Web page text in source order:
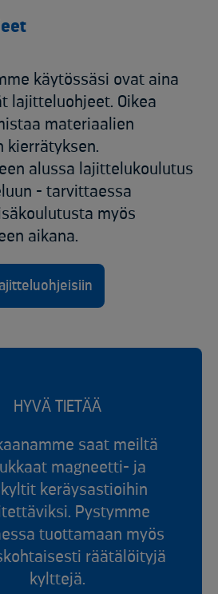
käytössäsi ovat aina
lajitteluohjeet. Oikea
materiaalien
kierrätyksen.
alussa lajittelukoulutus
- tarvittaessa
myös
aikana.
HYVÄ TIETÄÄ
saat meiltä
magneetti- ja
keräysastioihin
Pystymme
tuottamaan myös
räätälöityjä
kylttejä.